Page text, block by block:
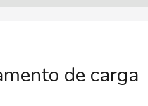
de carga